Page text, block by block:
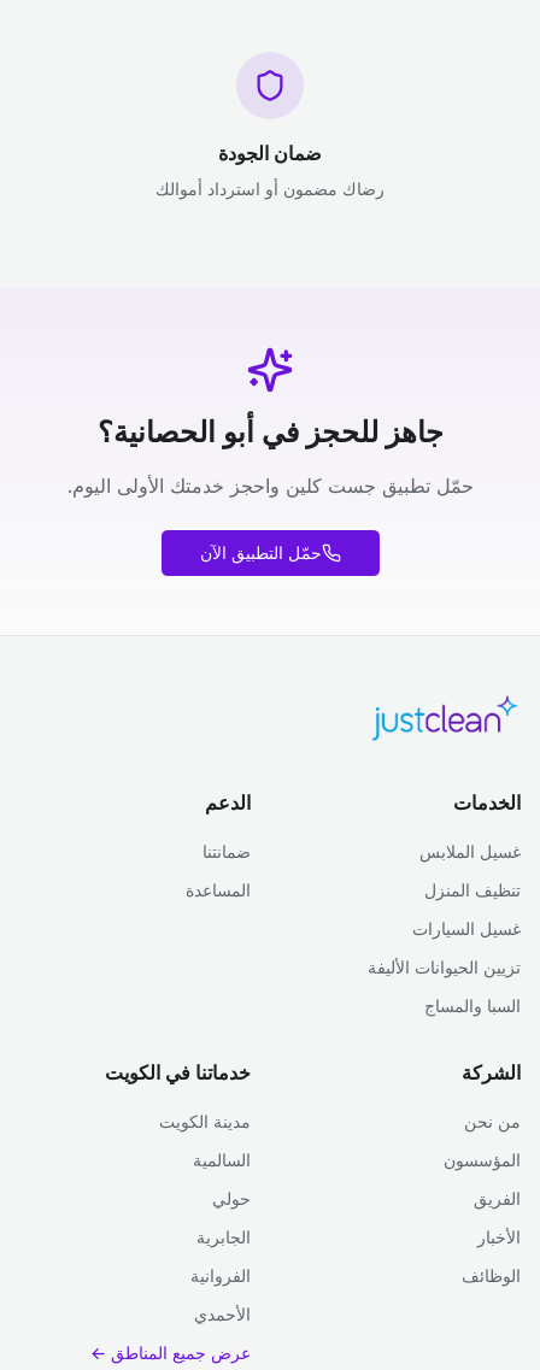
ضمان الجودة
رضاك مضمون أو استرداد أموالك
جاهز للحجز في أبو الحصانية؟
حمّل تطبيق جست كلين واحجز خدمتك الأولى اليوم.
حمّل التطبيق الآن
الخدمات
غسيل الملابس
تنظيف المنزل
غسيل السيارات
تزيين الحيوانات الأليفة
السبا والمساج
الدعم
ضمانتنا
المساعدة
الشركة
من نحن
المؤسسون
الفريق
الأخبار
الوظائف
خدماتنا في الكويت
مدينة الكويت
السالمية
حولي
الجابرية
الفروانية
الأحمدي
عرض جميع المناطق ←